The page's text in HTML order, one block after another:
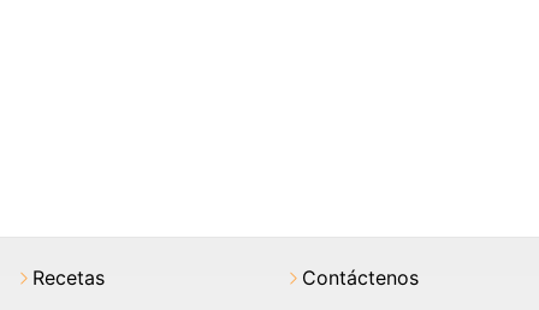
Recetas
Contáctenos